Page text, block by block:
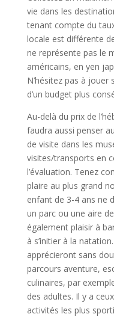
vie dans les
tenant compte du
locale est différente
ne représente pas le
américains, en yen
N’hésitez pas à
d’un budget plus
Au-delà du prix de
faudra aussi penser
de visite dans les
visites/transports en
l’évaluation. Tenez
plaire au plus grand
enfant de 3-4 ans ne
un parc ou une aire
également plaisir à
à s’initier à la
apprécieront sans
parcours aventure,
culinaires, par
des adultes. Il y a
activités les plus